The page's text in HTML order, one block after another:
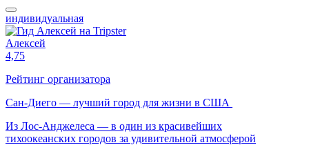
индивидуальная
Алексей
4,75
Рейтинг организатора
Сан-Диего — лучший город для жизни в США
Из Лос-Анджелеса — в один из красивейших
тихоокеанских городов за удивительной атмосферой